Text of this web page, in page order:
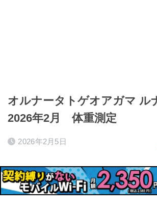
オルナータトゲオアガマ ル
2026年2月 体重測定
2026年2月5日